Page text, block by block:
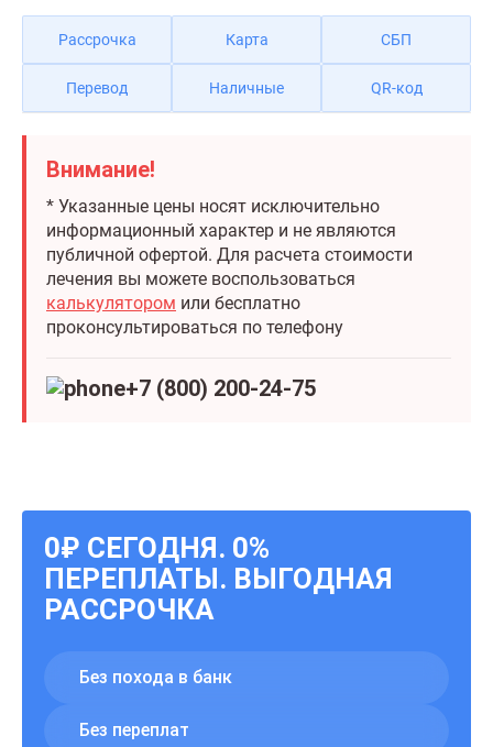
Рассрочка Карта СБП
Перевод Наличные QR-код
Внимание!
* Указанные цены носят исключительно
информационный характер и не являются
публичной офертой. Для расчета стоимости
лечения вы можете воспользоваться
калькулятором или бесплатно
проконсультироваться по телефону
+7 (800) 200-24-75
0₽ СЕГОДНЯ. 0%
ПЕРЕПЛАТЫ. ВЫГОДНАЯ
РАССРОЧКА
Без похода в банк
Без переплат